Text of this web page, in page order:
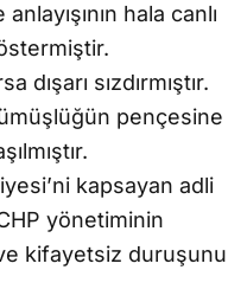
hala canlı
sızdırmıştır.
pençesine
kapsayan adli
yönetiminin
kifayetsiz duruşunu